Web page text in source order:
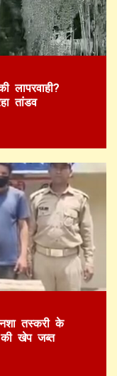
तांडव
नशा तस्करी के
की खेप जब्त